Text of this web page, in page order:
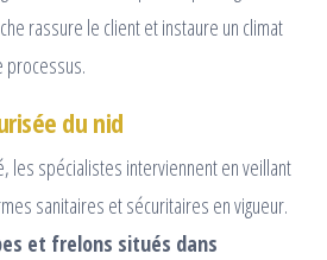
rassure le client et instaure un climat
processus.
du nid
les spécialistes interviennent en veillant
sanitaires et sécuritaires en vigueur.
et frelons situés dans